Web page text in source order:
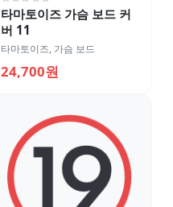
타마토이즈 가슴 보드 커
버 11
타마토이즈, 가슴 보드
24,700원